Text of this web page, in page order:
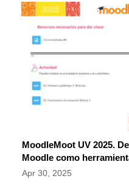
MoodleMoot UV 2025.
Moodle como
universitaria.
Apr 30, 2025